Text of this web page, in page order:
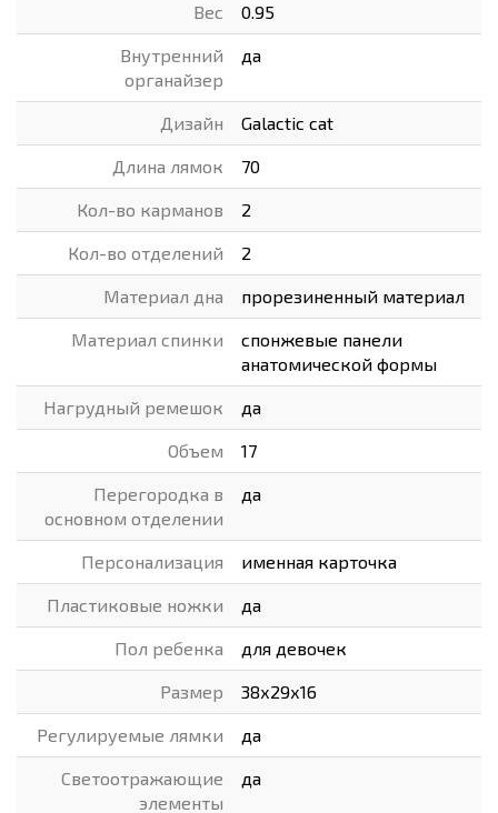
Вес 0.95
Внутренний
органайзер
да
Дизайн Galactic cat
Длина лямок 70
Кол-во карманов 2
Кол-во отделений 2
Материал дна прорезиненный материал
Материал спинки
спонжевые панели
анатомической формы
Нагрудный ремешок да
Объем 17
Перегородка в
основном отделении
да
Персонализация именная карточка
Пластиковые ножки да
Пол ребенка для девочек
Размер 38х29х16
Регулируемые лямки да
Светоотражающие
элементы
да